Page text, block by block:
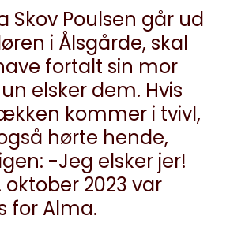
Skov Poulsen går ud
i Ålsgårde, skal
fortalt sin mor
elsker dem. Hvis
kommer i tvivl,
hørte hende,
-Jeg elsker jer!
oktober 2023 var
for Alma.